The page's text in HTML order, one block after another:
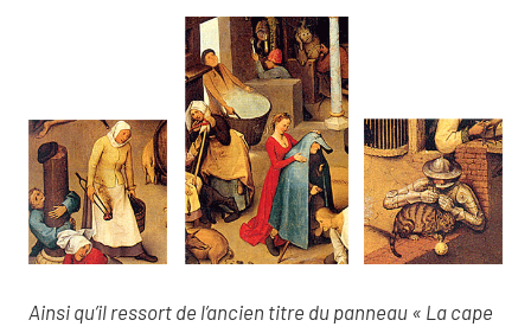
Ainsi qu’il ressort de l’ancien titre du panneau « La cape